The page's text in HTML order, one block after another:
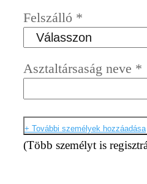
Felszálló *
Asztaltársaság neve *
+ További személyek hozzáadása
(Több személyt is